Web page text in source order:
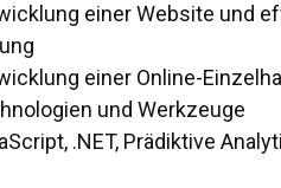
einer Website und
einer Online-
und Werkzeuge
.NET, Prädiktive